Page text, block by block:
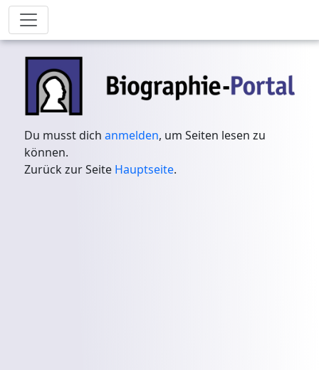
Du musst dichanmelden, um Seiten lesen zu
können.
Zurück zur Seite Hauptseite.